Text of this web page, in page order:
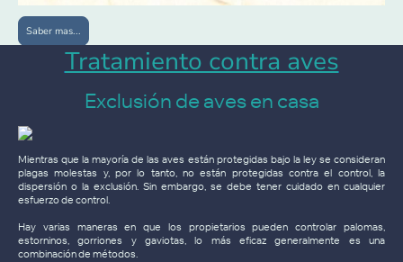
Saber mas...
Tratamiento contra aves
Exclusión de aves en casa
Mientras que la mayoría de las aves están protegidas bajo la ley se consideran
plagas molestas y, por lo tanto, no están protegidas contra el control, la
dispersión o la exclusión. Sin embargo, se debe tener cuidado en cualquier
esfuerzo de control.
Hay varias maneras en que los propietarios pueden controlar palomas,
estorninos, gorriones y gaviotas, lo más eficaz generalmente es una
combinación de métodos.